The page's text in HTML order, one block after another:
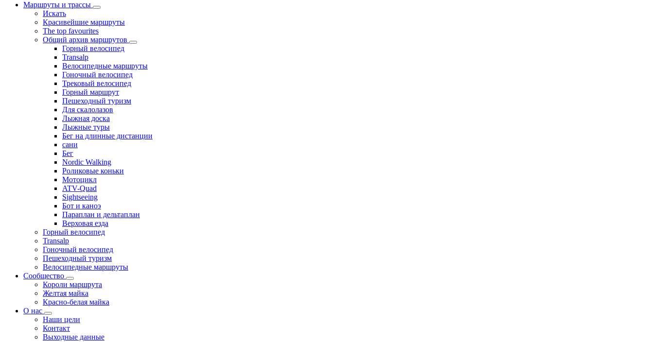
Маршруты и трассы
Искать
Красивейшие маршруты
The top favourites
Общий архив маршрутов
Горный велосипед
Transalp
Велосипедные маршруты
Гоночный велосипед
Трековый велосипед
Горный маршрут
Пешеходный туризм
Для скалолазов
Лыжная доска
Лыжные туры
Бег на длинные дистанции
сани
Бег
Nordic Walking
Роликовые коньки
Мотоцикл
ATV-Quad
Sightseeing
Бот и каноэ
Параплан и дельтаплан
Верховая езда
Горный велосипед
Transalp
Гоночный велосипед
Пешеходный туризм
Велосипедные маршруты
Сообщество
Короли маршрута
Желтая майка
Красно-белая майка
О нас
Наши цели
Контакт
Выходные данные